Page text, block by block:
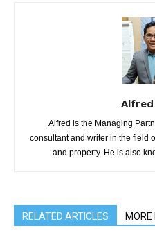
Alfred
Alfred is the Managing
consultant and writer in the field
and property. He is also
RELATED ARTICLES